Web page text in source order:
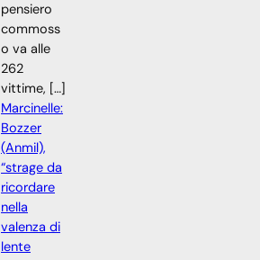
pensiero
commoss
o va alle
262
vittime, […]
Marcinelle:
Bozzer
(Anmil),
“strage da
ricordare
nella
valenza di
lente